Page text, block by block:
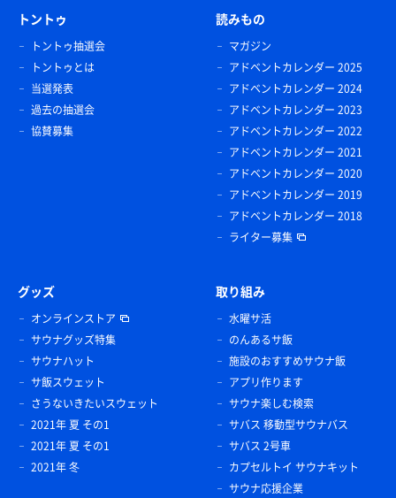
トントゥ
トントゥ抽選会
トントゥとは
当選発表
過去の抽選会
協賛募集
読みもの
マガジン
アドベントカレンダー 2025
アドベントカレンダー 2024
アドベントカレンダー 2023
アドベントカレンダー 2022
アドベントカレンダー 2021
アドベントカレンダー 2020
アドベントカレンダー 2019
アドベントカレンダー 2018
ライター募集
グッズ
オンラインストア
サウナグッズ特集
サウナハット
サ飯スウェット
さうないきたいスウェット
2021年 夏 その1
2021年 夏 その1
2021年 冬
取り組み
水曜サ活
のんあるサ飯
施設のおすすめサウナ飯
アプリ作ります
サウナ楽しむ検索
サバス 移動型サウナバス
サバス 2号車
カプセルトイ サウナキット
サウナ応援企業